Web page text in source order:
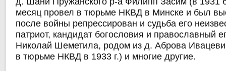
месяц провел в тюрьме НКВД в Минске и был
после войны репрессирован и судьба его
патриот, кандидат богословия и православный
Николай Шеметила, родом из д. Аброва
в тюрьме НКВД в 1933 г.) и многие другие.